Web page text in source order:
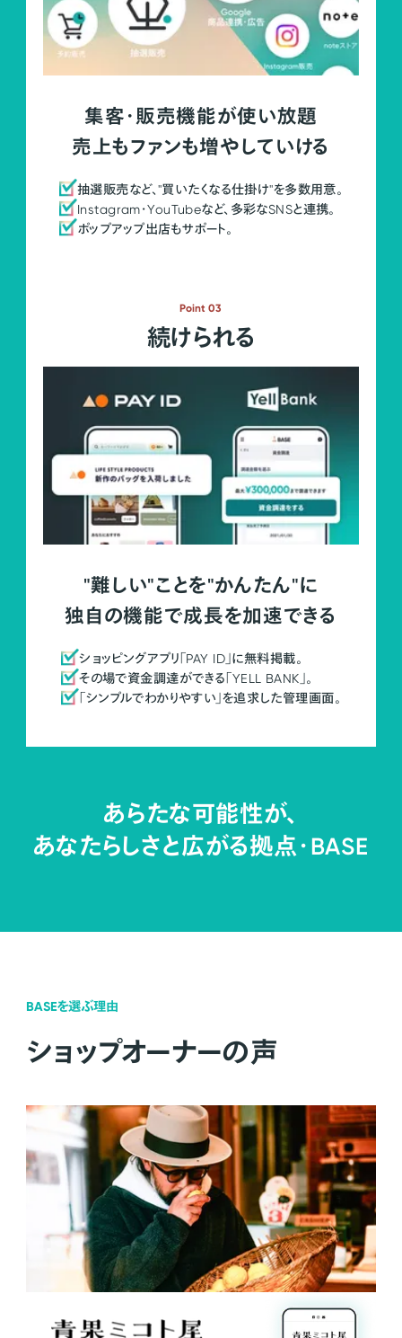
集客・販売機能が使い放題
売上もファンも増やしていける
抽選販売など、"買いたくなる仕掛け"を多数用意。
Instagram・YouTubeなど、多彩なSNSと連携。
ポップアップ出店もサポート。
Point 03
続けられる
"難しい"ことを"かんたん"に
独自の機能で成長を加速できる
ショッピングアプリ「PAY ID」に無料掲載。
その場で資金調達ができる「YELL BANK」。
「シンプルでわかりやすい」を追求した管理画面。
あらたな可能性が、
あなたらしさと広がる拠点・BASE
BASEを選ぶ理由
ショップオーナーの声